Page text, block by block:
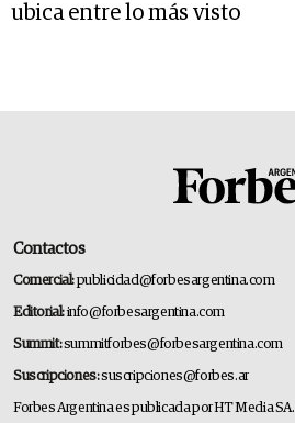
ubica entre lo más visto
Contactos
Comercial:publicidad@forbesargentina.com
Editorial:info@forbesargentina.com
Summit:summitforbes@forbesargentina.com
Suscripciones:suscripciones@forbes.ar
Forbes Argentina es publicada por HT Media SA.